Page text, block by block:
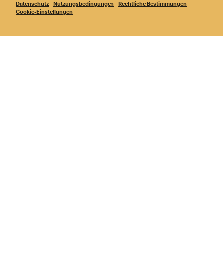
Datenschutz| Nutzungsbedingungen | Rechtliche Bestimmungen |
Cookie-Einstellungen